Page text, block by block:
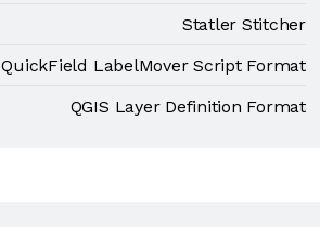
Statler Stitcher
QuickField LabelMover Script Format
QGIS Layer Definition Format